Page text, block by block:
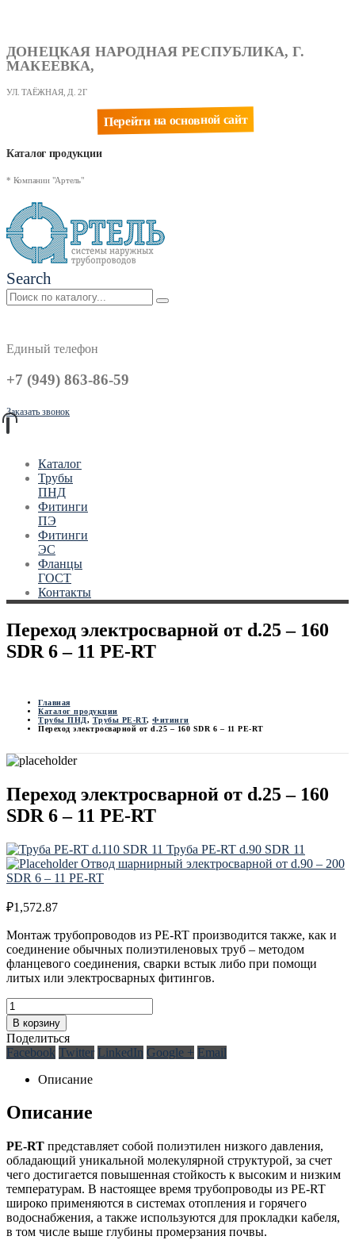
ДОНЕЦКАЯ НАРОДНАЯ РЕСПУБЛИКА, Г.
МАКЕЕВКА,
УЛ. ТАЁЖНАЯ, Д. 2Г
Перейти на основной сайт
Каталог продукции
* Компании "Артель"
Search
Единый телефон
+7 (949) 863-86-59
Заказать звонок
Каталог
Трубы
ПНД
Фитинги
ПЭ
Фитинги
ЭС
Фланцы
ГОСТ
Контакты
Переход электросварной от d.25 – 160
SDR 6 – 11 PE-RT
Главная
Каталог продукции
Трубы ПНД, Трубы PE-RT, Фитинги
Переход электросварной от d.25 – 160 SDR 6 – 11 PE-RT
Переход электросварной от d.25 – 160
SDR 6 – 11 PE-RT
Труба PE-RT d.90 SDR 11
Отвод шарнирный электросварной от d.90 – 200
SDR 6 – 11 PE-RT
₽1,572.87
Монтаж трубопроводов из PE-RT производится также, как и
соединение обычных полиэтиленовых труб – методом
фланцевого соединения, сварки встык либо при помощи
литых или электросварных фитингов.
В корзину
Поделиться
Facebook Twitter LinkedIn Google + Email
Описание
Описание
PE-RT представляет собой полиэтилен низкого давления,
обладающий уникальной молекулярной структурой, за счет
чего достигается повышенная стойкость к высоким и низким
температурам. В настоящее время трубопроводы из PE-RT
широко применяются в системах отопления и горячего
водоснабжения, а также используются для прокладки кабеля,
в том числе выше глубины промерзания почвы.